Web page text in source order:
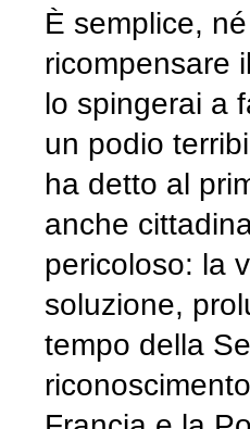
È semplice,
ricompensare
lo spingerai a
un podio
ha detto al
anche
pericoloso: la
soluzione,
tempo della